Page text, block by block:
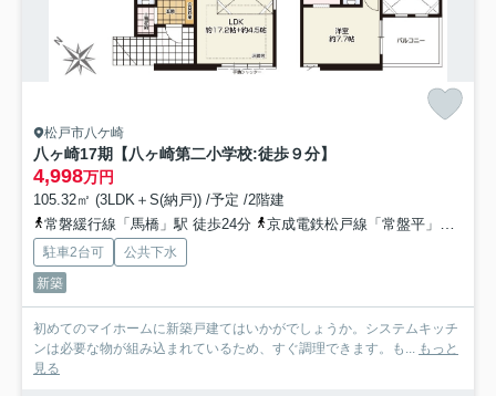
松戸市八ケ崎
八ヶ崎17期【八ヶ崎第二小学校:徒歩９分】
4,998万円
105.32㎡ (3LDK＋S(納戸)) /予定 /2階建
常磐緩行線「馬橋」駅 徒歩24分
京成電鉄松戸線「常盤平」駅 徒歩26分
駐車2台可
公共下水
新築
初めてのマイホームに新築戸建てはいかがでしょうか。システムキッチ
ンは必要な物が組み込まれているため、すぐ調理できます。も... もっと
見る